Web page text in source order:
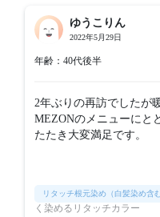
ゆうこりん
2022年5月29日
年齢：40代後半
2年ぶりの再訪でしたが
MEZONのメニューにと
たたき大変満足です。
リタッチ根元染め（白髪染め含む
く染めるリタッチカラー